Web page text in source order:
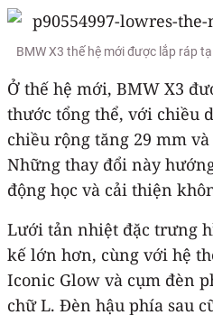
BMW X3 thế hệ mới được lắp ráp
Ở thế hệ mới, BMW X3
thước tổng thể, với chiều
chiều rộng tăng 29 mm
Những thay đổi này
động học và cải thiện
Lưới tản nhiệt đặc trưng
kế lớn hơn, cùng với hệ
Iconic Glow và cụm đèn
chữ L. Đèn hậu phía sau